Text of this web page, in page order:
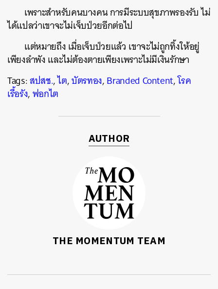
เพราะสำหรับคนบางคน การมีระบบสุขภาพรองรับ ไม่
ได้แปลว่าเขาจะไม่เจ็บป่วยอีกต่อไป
แต่หมายถึง เมื่อเจ็บป่วยแล้ว เขาจะไม่ถูกทิ้งให้อยู่
เพียงลำพัง และไม่ต้องตายเพียงเพราะไม่มีเงินรักษา
Tags:สปสช.,ไต,บัตรทอง,Branded Content,โรค
เรื้อรัง,ฟอกไต
AUTHOR
THE MOMENTUM TEAM